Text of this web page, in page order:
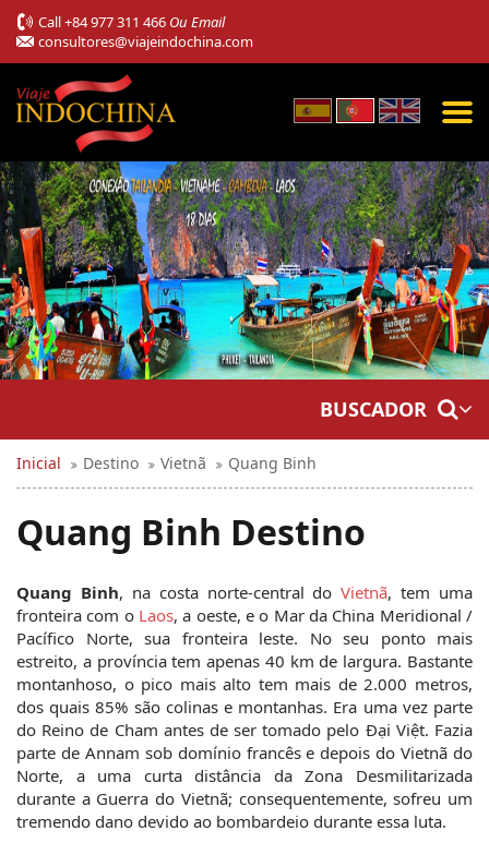
Call+84 977 311 466 Ou Email
consultores@viajeindochina.com
BUSCADOR
Inicial Destino Vietnã Quang Binh
Quang Binh Destino
Quang Binh, na costa norte-central do Vietnã, tem uma
fronteira com o Laos, a oeste, e o Mar da China Meridional /
Pacífico Norte, sua fronteira leste. No seu ponto mais
estreito, a província tem apenas 40 km de largura. Bastante
montanhoso, o pico mais alto tem mais de 2.000 metros,
dos quais 85% são colinas e montanhas. Era uma vez parte
do Reino de Cham antes de ser tomado pelo Đại Việt. Fazia
parte de Annam sob domínio francês e depois do Vietnã do
Norte, a uma curta distância da Zona Desmilitarizada
durante a Guerra do Vietnã; consequentemente, sofreu um
tremendo dano devido ao bombardeio durante essa luta.